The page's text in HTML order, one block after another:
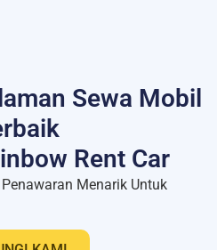
Sewa Mobil
Rent Car
Menarik Untuk